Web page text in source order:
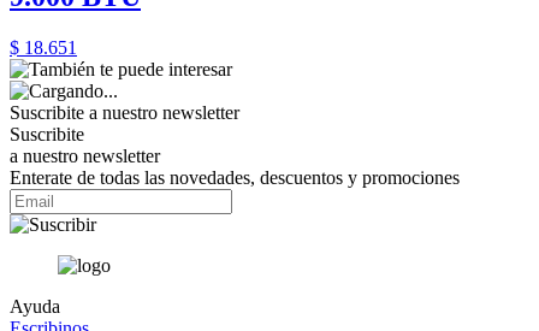
$ 18.651
Suscribite a nuestro newsletter
Suscribite
a nuestro newsletter
Enterate de todas las novedades, descuentos y promociones
Ayuda